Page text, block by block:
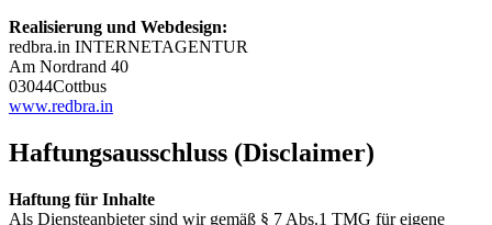
Realisierung und Webdesign:
redbra.in INTERNETAGENTUR
Am Nordrand 40
03044Cottbus
www.redbra.in
Haftungsausschluss (Disclaimer)
Haftung für Inhalte
Als Diensteanbieter sind wir gemäß § 7 Abs.1 TMG für eigene